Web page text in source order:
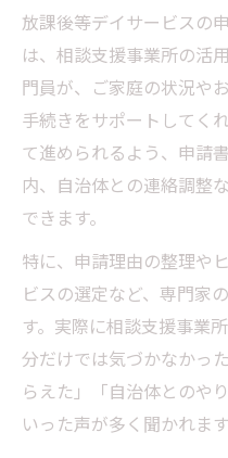
放課後等デイサービスの
は、相談支援事業所の活
門員が、ご家庭の状況や
手続きをサポートしてく
て進められるよう、申請
内、自治体との連絡調整
できます。
特に、申請理由の整理や
ビスの選定など、専門家
す。実際に相談支援事業
分だけでは気づかなかっ
らえた」「自治体とのや
いった声が多く聞かれます